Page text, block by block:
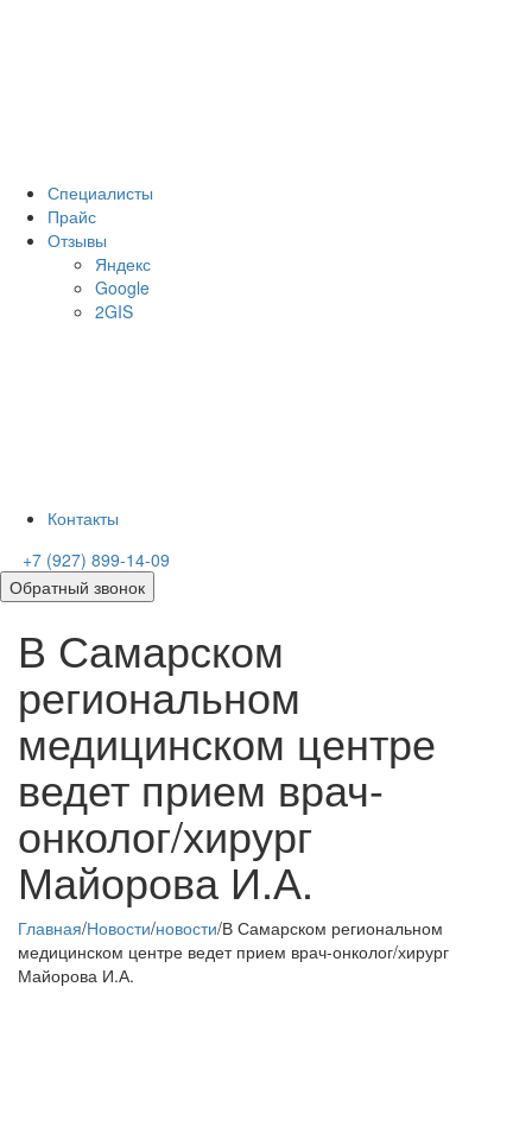
Специалисты
Прайс
Отзывы
Яндекс
Google
2GIS
Контакты
+7 (927) 899-14-09
Обратный звонок
В Самарском
региональном
медицинском центре
ведет прием врач-
онколог/хирург
Майорова И.А.
Главная/Новости/новости/В Самарском региональном
медицинском центре ведет прием врач-онколог/хирург
Майорова И.А.